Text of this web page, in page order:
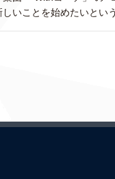
しいことを始めたいとい